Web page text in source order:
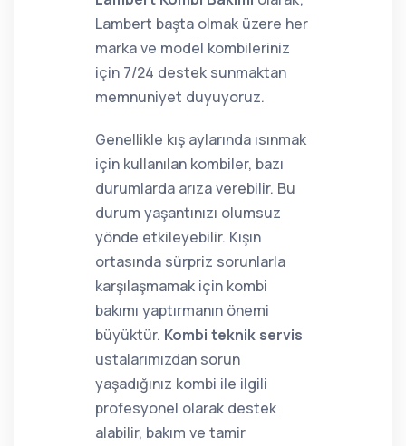
Lambert başta olmak üzere her
marka ve model kombileriniz
için 7/24 destek sunmaktan
memnuniyet duyuyoruz.
Genellikle kış aylarında ısınmak
için kullanılan kombiler, bazı
durumlarda arıza verebilir. Bu
durum yaşantınızı olumsuz
yönde etkileyebilir. Kışın
ortasında sürpriz sorunlarla
karşılaşmamak için kombi
bakımı yaptırmanın önemi
büyüktür. Kombi teknik servis
ustalarımızdan sorun
yaşadığınız kombi ile ilgili
profesyonel olarak destek
alabilir, bakım ve tamir